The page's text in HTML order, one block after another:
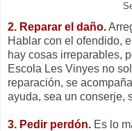
2. Reparar el daño.
Hablar con el ofendido,
hay cosas irreparables,
Escola Les Vinyes no
reparación, se
ayuda, sea un conserje,
3. Pedir perdón. Es lo